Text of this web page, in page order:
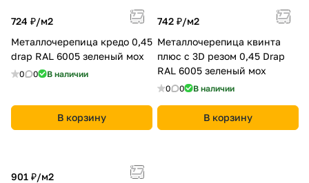
724 ₽/м2
Металлочерепица кредо 0,45
drap RAL 6005 зеленый мох
0 0 В наличии
В корзину
742 ₽/м2
Металлочерепица квинта
плюс c 3D резом 0,45 Drap
RAL 6005 зеленый мох
0 0 В наличии
В корзину
901 ₽/м2